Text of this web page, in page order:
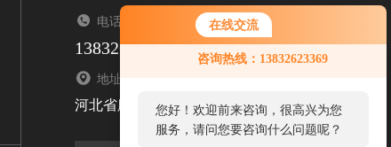
在线交流
咨询热线：13832623369
您好！欢迎前来咨询，很高兴为您
服务，请问您要咨询什么问题呢？
您好，看您停留很久了，是否找到
了需求产品，您可以直接在线与我
电话：TEL
13832623369
地址：ADDRESS
河北省廊坊市固安县牛驼镇